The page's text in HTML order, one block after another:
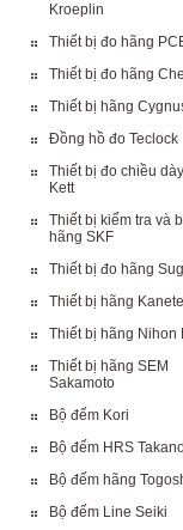
Kroeplin
Thiết bị đo hãng
Thiết bị đo hãng
Thiết bị hãng
Đồng hồ đo Teclock
Thiết bị đo chiều
Kett
Thiết bị kiểm tra và
hãng SKF
Thiết bị đo hãng
Thiết bị hãng
Thiết bị hãng Nihon
Thiết bị hãng SEM
Sakamoto
Bộ đếm Kori
Bộ đếm HRS
Bộ đếm hãng
Bộ đếm Line Seiki